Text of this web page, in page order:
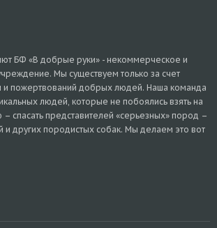
БФ «В добрые руки» - некоммерческое и
Мы существуем только за счет
и пожертвований добрых людей. Наша команда
людей, которые не побоялись взять на
спасать представителей «серьезных» пород –
и других породистых собак. Мы делаем это вот